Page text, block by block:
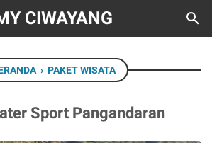
CIWAYANG
› PAKET WISATA
Sport Pangandaran